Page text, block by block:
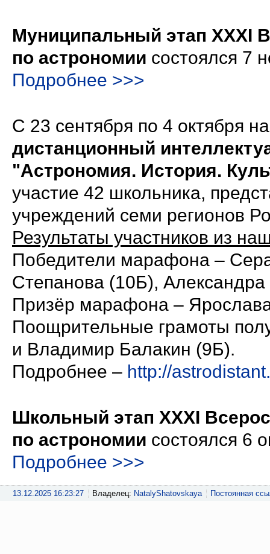
Муниципальный этап XXXI
по астрономии состоялся 7
Подробнее >>>
С 23 сентября по 4 октября
дистанционный
"Астрономия. История.
участие 42 школьника,
учреждений семи регионов
Результаты участников из
Победители марафона –
Степанова (10Б),
Призёр марафона –
Поощрительные грамоты
и Владимир Балакин (9Б).
Подробнее – http://
Школьный этап XXXI
по астрономии состоялся 6
Подробнее >>>
13.12.2025 16:23:27 Владелец: NatalyShatovskaya Постоянная